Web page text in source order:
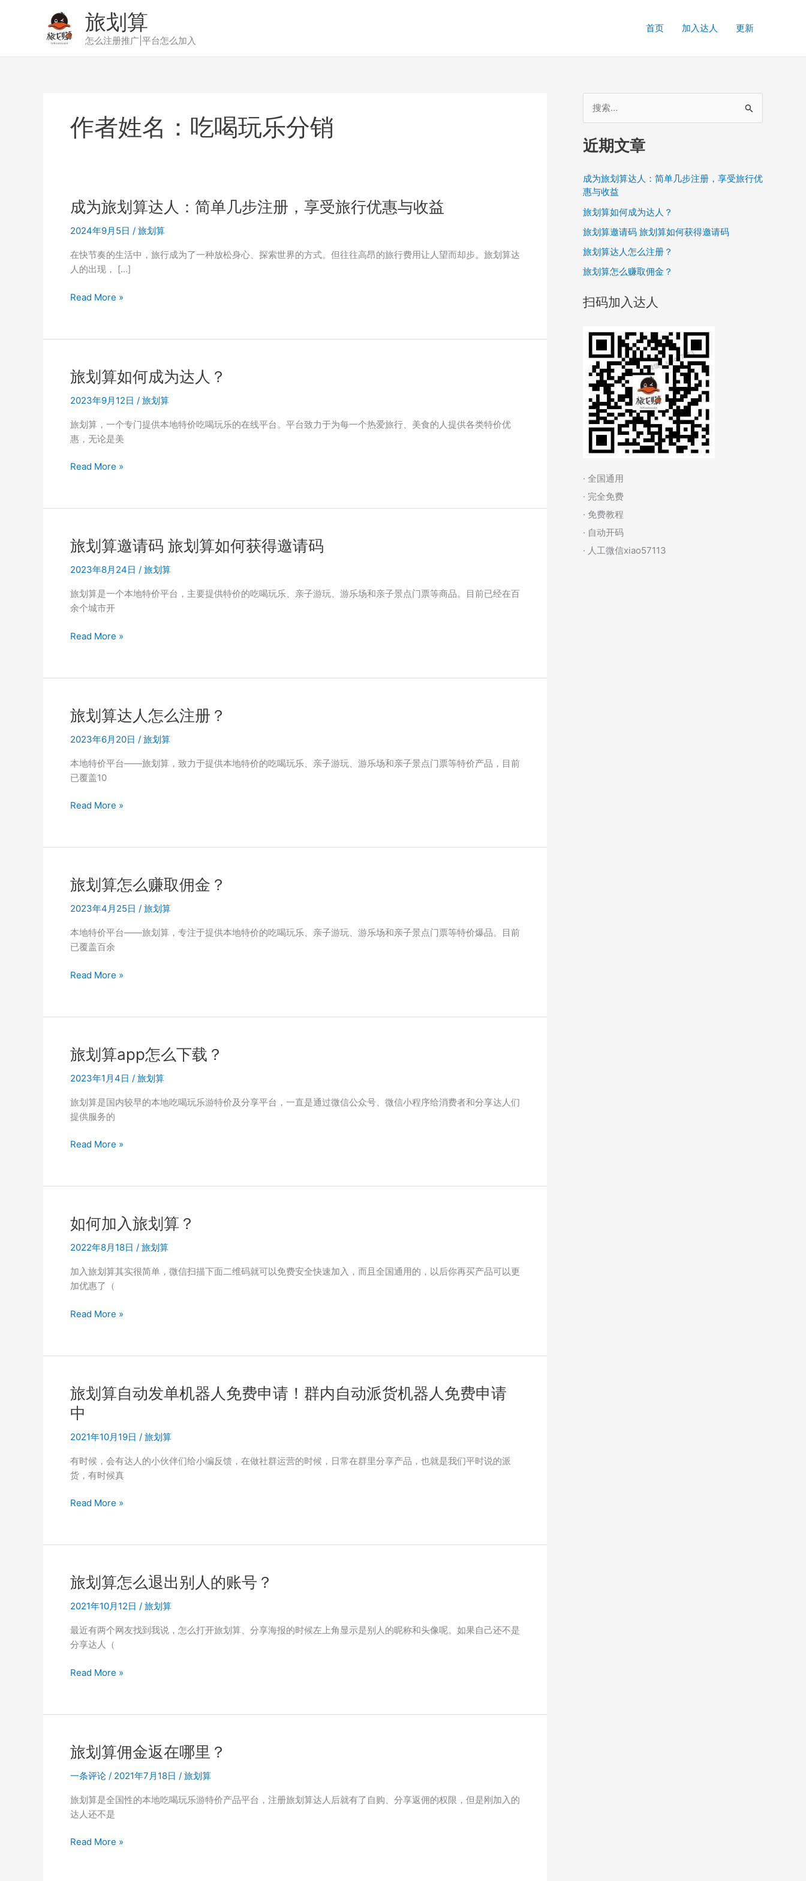
旅划算
怎么注册推广|平台怎么加入
首页 加入达人 更新
作者姓名：吃喝玩乐分销
成为旅划算达人：简单几步注册，享受旅行优惠与收益
2024年9月5日 / 旅划算
在快节奏的生活中，旅行成为了一种放松身心、探索世界的方式。但往往高昂的旅行费用让人望而却步。旅划算达
人的出现， […]
成
划
达
人：
简
几
步
册，
旅
优
惠
与
益
Read More »
旅划算如何成为达人？
2023年9月12日 / 旅划算
旅划算，一个专门提供本地特价吃喝玩乐的在线平台。平台致力于为每一个热爱旅行、美食的人提供各类特价优
惠，无论是美
旅
如
成
为
达
Read More »
旅划算邀请码 旅划算如何获得邀请码
2023年8月24日 / 旅划算
旅划算是一个本地特价平台，主要提供特价的吃喝玩乐、亲子游玩、游乐场和亲子景点门票等商品。目前已经在百
余个城市开
旅
邀
码
旅
划
如
何
得
码
Read More »
旅划算达人怎么注册？
2023年6月20日 / 旅划算
本地特价平台——旅划算，致力于提供本地特价的吃喝玩乐、亲子游玩、游乐场和亲子景点门票等特价产品，目前
已覆盖10
旅
达
怎
么
注
Read More »
旅划算怎么赚取佣金？
2023年4月25日 / 旅划算
本地特价平台——旅划算，专注于提供本地特价的吃喝玩乐、亲子游玩、游乐场和亲子景点门票等特价爆品。目前
已覆盖百余
旅
怎
赚
取
佣
Read More »
旅划算app怎么下载？
2023年1月4日 / 旅划算
旅划算是国内较早的本地吃喝玩乐游特价及分享平台，一直是通过微信公众号、微信小程序给消费者和分享达人们
提供服务的
旅
app
么
下
载？
Read More »
如何加入旅划算？
2022年8月18日 / 旅划算
加入旅划算其实很简单，微信扫描下面二维码就可以免费安全快速加入，而且全国通用的，以后你再买产品可以更
加优惠了（
如
入
划
算？
Read More »
旅划算自动发单机器人免费申请！群内自动派货机器人免费申请
中
2021年10月19日 / 旅划算
有时候，会有达人的小伙伴们给小编反馈，在做社群运营的时候，日常在群里分享产品，也就是我们平时说的派
货，有时候真
旅
自
发
单
机
人
免
申
内
动
派
货
器
人
费
Read More »
旅划算怎么退出别人的账号？
2021年10月12日 / 旅划算
最近有两个网友找到我说，怎么打开旅划算、分享海报的时候左上角显示是别人的昵称和头像呢。如果自己还不是
分享达人（
旅
怎
退
出
别
的
账
Read More »
旅划算佣金返在哪里？
一条评论 / 2021年7月18日 / 旅划算
旅划算是全国性的本地吃喝玩乐游特价产品平台，注册旅划算达人后就有了自购、分享返佣的权限，但是刚加入的
达人还不是
旅
Read More »
：
近期文章
成为旅划算达人：简单几步注册，享受旅行优
惠与收益
旅划算如何成为达人？
旅划算邀请码 旅划算如何获得邀请码
旅划算达人怎么注册？
旅划算怎么赚取佣金？
扫码加入达人
· 全国通用
· 完全免费
· 免费教程
· 自动开码
· 人工微信xiao57113